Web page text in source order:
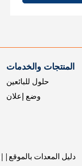
المنتجات والخدمات
حلول للبائعين
وضع إعلان
دليل المعدات بالموقع